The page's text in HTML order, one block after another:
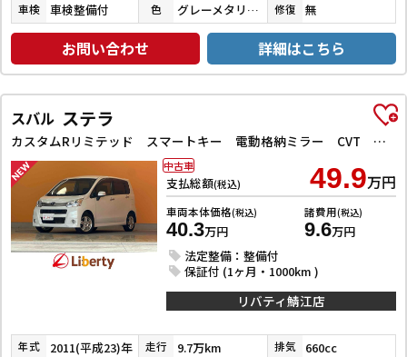
車検 車検整備付 色 グレーメタリック 修復 無
お問い合わせ 詳細はこちら
スバル ステラ
カスタムRリミテッド スマートキー 電動格納ミラー CVT 盗難防止システム ABS CD ミュージックプレイヤー接続可 アルミホイール エアコン パワーステアリング パワーウィンドウ
支払総額(税込) 49.9万円
車両本体価格(税込)
40.3万円
諸費用(税込)
9.6万円
法定整備：整備付
保証付 (1ヶ月・1000km )
中古車
リバティ鯖江店
年式 2011(平成23)年 走行 9.7万km 排気 660cc